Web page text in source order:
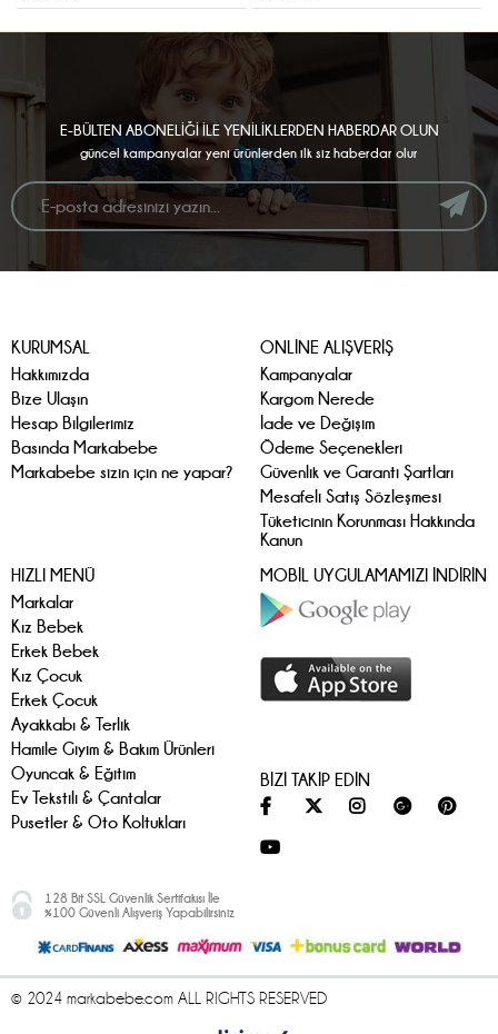
E-BÜLTEN ABONELİĞİ İLE YENİLİKLERDEN HABERDAR OLUN
güncel kampanyalar yeni ürünlerden ilk siz haberdar olur
KURUMSAL
Hakkımızda
Bize Ulaşın
Hesap Bilgilerimiz
Basında Markabebe
Markabebe sizin için ne yapar?
ONLİNE ALIŞVERİŞ
Kampanyalar
Kargom Nerede
İade ve Değişim
Ödeme Seçenekleri
Güvenlik ve Garanti Şartları
Mesafeli Satış Sözleşmesi
Tüketicinin Korunması Hakkında
Kanun
HIZLI MENÜ
Markalar
Kız Bebek
Erkek Bebek
Kız Çocuk
Erkek Çocuk
Ayakkabı & Terlik
Hamile Giyim & Bakım Ürünleri
Oyuncak & Eğitim
Ev Tekstili & Çantalar
Pusetler & Oto Koltukları
MOBİL UYGULAMAMIZI İNDİRİN
BİZİ TAKİP EDİN
128 Bit SSL Güvenlik Sertifakısı İle
%100 Güvenli Alışveriş Yapabilirsiniz
© 2024 markabebe.com ALL RIGHTS RESERVED